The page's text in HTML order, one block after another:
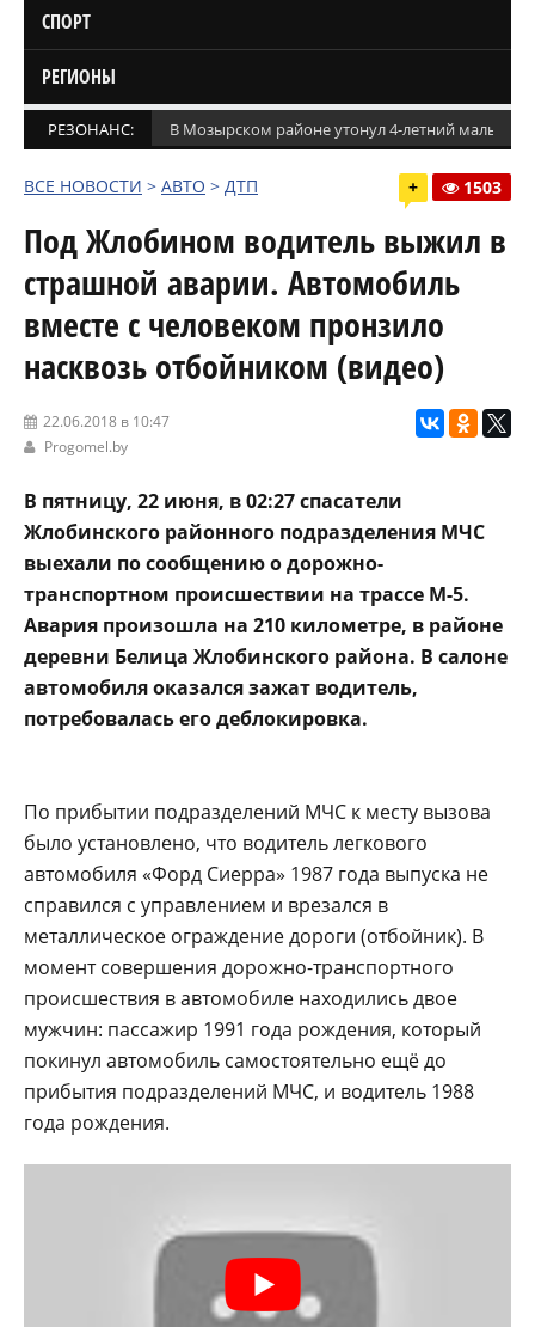
СПОРТ
РЕГИОНЫ
РЕЗОНАНС: В Мозырском районе утонул 4-летний мальчик
ВСЕ НОВОСТИ > АВТО > ДТП + 1503
Под Жлобином водитель выжил в
страшной аварии. Автомобиль
вместе с человеком пронзило
насквозь отбойником (видео)
22.06.2018 в 10:47
Progomel.by
В пятницу, 22 июня, в 02:27 спасатели
Жлобинского районного подразделения МЧС
выехали по сообщению о дорожно-
транспортном происшествии на трассе М-5.
Авария произошла на 210 километре, в районе
деревни Белица Жлобинского района. В салоне
автомобиля оказался зажат водитель,
потребовалась его деблокировка.
По прибытии подразделений МЧС к месту вызова
было установлено, что водитель легкового
автомобиля «Форд Сиерра» 1987 года выпуска не
справился с управлением и врезался в
металлическое ограждение дороги (отбойник). В
момент совершения дорожно-транспортного
происшествия в автомобиле находились двое
мужчин: пассажир 1991 года рождения, который
покинул автомобиль самостоятельно ещё до
прибытия подразделений МЧС, и водитель 1988
года рождения.